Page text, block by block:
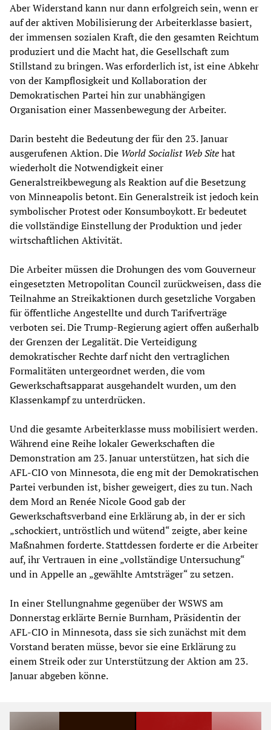
Aber Widerstand kann nur dann erfolgreich sein, wenn er
auf der aktiven Mobilisierung der Arbeiterklasse basiert,
der immensen sozialen Kraft, die den gesamten Reichtum
produziert und die Macht hat, die Gesellschaft zum
Stillstand zu bringen. Was erforderlich ist, ist eine Abkehr
von der Kampflosigkeit und Kollaboration der
Demokratischen Partei hin zur unabhängigen
Organisation einer Massenbewegung der Arbeiter.
Darin besteht die Bedeutung der für den 23. Januar
ausgerufenen Aktion. Die World Socialist Web Sitehat
wiederholt die Notwendigkeit einer
Generalstreikbewegung als Reaktion auf die Besetzung
von Minneapolis betont. Ein Generalstreik ist jedoch kein
symbolischer Protest oder Konsumboykott. Er bedeutet
die vollständige Einstellung der Produktion und jeder
wirtschaftlichen Aktivität.
Die Arbeiter müssen die Drohungen des vom Gouverneur
eingesetzten Metropolitan Council zurückweisen, dass die
Teilnahme an Streikaktionen durch gesetzliche Vorgaben
für öffentliche Angestellte und durch Tarifverträge
verboten sei. Die Trump-Regierung agiert offen außerhalb
der Grenzen der Legalität. Die Verteidigung
demokratischer Rechte darf nicht den vertraglichen
Formalitäten untergeordnet werden, die vom
Gewerkschaftsapparat ausgehandelt wurden, um den
Klassenkampf zu unterdrücken.
Und die gesamte Arbeiterklasse muss mobilisiert werden.
Während eine Reihe lokaler Gewerkschaften die
Demonstration am 23. Januar unterstützen, hat sich die
AFL-CIO von Minnesota, die eng mit der Demokratischen
Partei verbunden ist, bisher geweigert, dies zu tun. Nach
dem Mord an Renée Nicole Good gab der
Gewerkschaftsverband eine Erklärung ab, in der er sich
„schockiert, untröstlich und wütend“ zeigte, aber keine
Maßnahmen forderte. Stattdessen forderte er die Arbeiter
auf, ihr Vertrauen in eine „vollständige Untersuchung“
und in Appelle an „gewählte Amtsträger“ zu setzen.
In einer Stellungnahme gegenüber der WSWS am
Donnerstag erklärte Bernie Burnham, Präsidentin der
AFL-CIO in Minnesota, dass sie sich zunächst mit dem
Vorstand beraten müsse, bevor sie eine Erklärung zu
einem Streik oder zur Unterstützung der Aktion am 23.
Januar abgeben könne.